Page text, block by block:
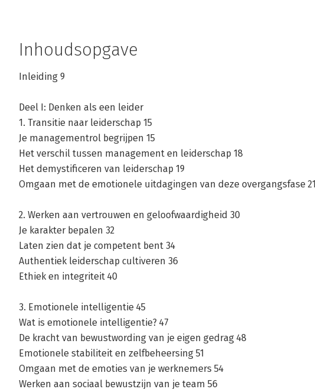
Inhoudsopgave
Inleiding 9
Deel I: Denken als een leider
1. Transitie naar leiderschap 15
Je managementrol begrijpen 15
Het verschil tussen management en leiderschap 18
Het demystificeren van leiderschap 19
Omgaan met de emotionele uitdagingen van deze overgangsfase 21
2. Werken aan vertrouwen en geloofwaardigheid 30
Je karakter bepalen 32
Laten zien dat je competent bent 34
Authentiek leiderschap cultiveren 36
Ethiek en integriteit 40
3. Emotionele intelligentie 45
Wat is emotionele intelligentie? 47
De kracht van bewustwording van je eigen gedrag 48
Emotionele stabiliteit en zelfbeheersing 51
Omgaan met de emoties van je werknemers 54
Werken aan sociaal bewustzijn van je team 56